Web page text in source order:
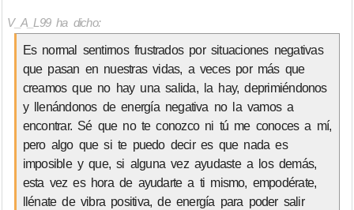
V_A_L99 ha dicho:
Es normal sentirnos frustrados por situaciones negativas
que pasan en nuestras vidas, a veces por más que
creamos que no hay una salida, la hay, deprimiéndonos
y llenándonos de energía negativa no la vamos a
encontrar. Sé que no te conozco ni tú me conoces a mí,
pero algo que si te puedo decir es que nada es
imposible y que, si alguna vez ayudaste a los demás,
esta vez es hora de ayudarte a ti mismo, empodérate,
llénate de vibra positiva, de energía para poder salir